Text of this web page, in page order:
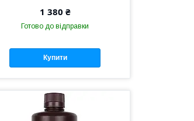
1 380 ₴
Готово до відправки
Купити